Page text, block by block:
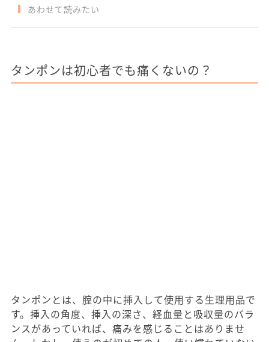
あわせて読みたい
タンポンは初心者でも痛くないの？
タンポンとは、腟の中に挿入して使用する生理用品で
す。挿入の角度、挿入の深さ、経血量と吸収量のバラ
ンスがあっていれば、痛みを感じることはありませ